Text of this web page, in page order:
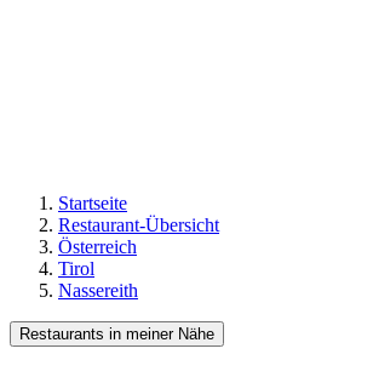
Startseite
Restaurant-Übersicht
Österreich
Tirol
Nassereith
Restaurants in meiner Nähe